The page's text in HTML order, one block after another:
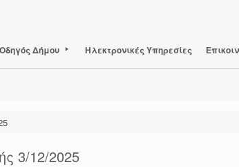
Οδηγός Δήμου Ηλεκτρονικές Υπηρεσίες
3/12/2025